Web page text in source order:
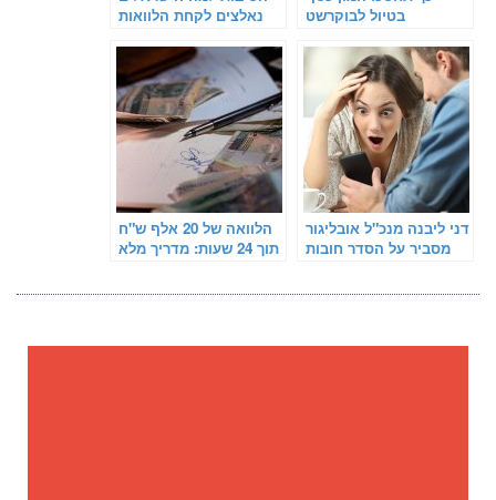
נאלצים לקחת הלוואות
בטיול לבוקרשט
הלוואה של 20 אלף ש"ח
תוך 24 שעות: מדריך מלא
דני ליבנה מנכ"ל אובליגור
מסביר על הסדר חובות